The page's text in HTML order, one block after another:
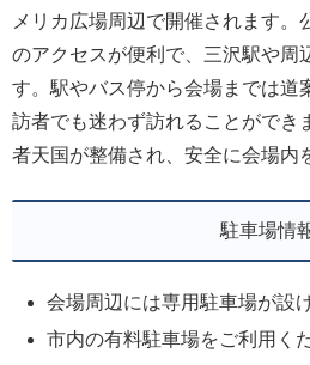
メリカ広場周辺で開催されます。
のアクセスが便利で、三沢駅や周
す。駅やバス停から会場までは道
訪者でも迷わず訪れることができ
者天国が整備され、安全に会場内
駐車場情
会場周辺には専用駐車場が設
市内の有料駐車場をご利用く